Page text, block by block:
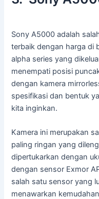
Sony A5000 adalah
terbaik dengan harga di
alpha series yang
menempati posisi
dengan kamera
spesifikasi dan bentuk
kita inginkan.
Kamera ini merupakan
paling ringan yang
dipertukarkan dengan
dengan sensor Exmor
salah satu sensor yang
menawarkan